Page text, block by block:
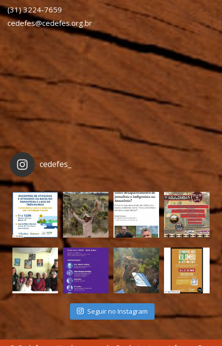
(31) 3224-7659
cedefes@cedefes.org.br
cedefes_
Seguir no Instagram